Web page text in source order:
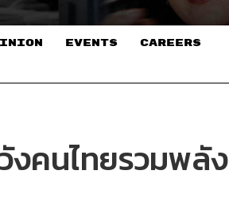
EVENTS CAREERS
งคนไทยรวมพลัง